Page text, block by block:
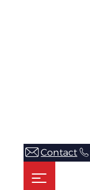
Contact